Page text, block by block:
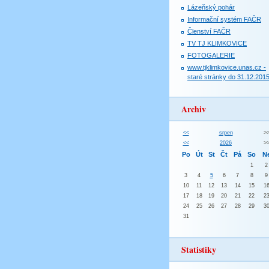
Lázeňský pohár
Informační systém FAČR
Členství FAČR
TV TJ KLIMKOVICE
FOTOGALERIE
www.tjklimkovice.unas.cz -
staré stránky do 31.12.2015
Archiv
<< srpen
>>
<<
2026 >>
Po Út St Čt Pá So
1
2
3
4 5 6 7 8
9
10
11 12 13 14 15
16
17
18 19 20 21 22
23
24
25 26 27 28 29
30
31
Statistiky